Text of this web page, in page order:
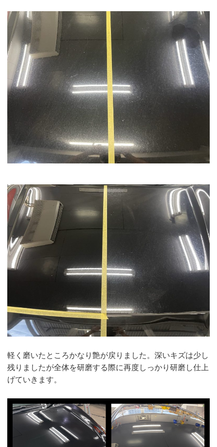
軽く磨いたところかなり艶が戻りました。深いキズは少し
残りましたが全体を研磨する際に再度しっかり研磨し仕上
げていきます。